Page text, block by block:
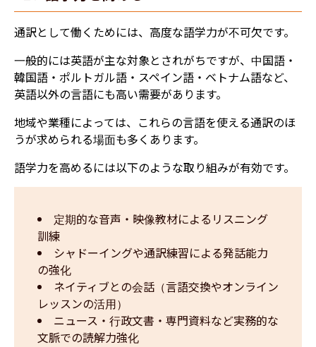
通訳として働くためには、高度な語学力が不可欠です。
一般的には英語が主な対象とされがちですが、中国語・
韓国語・ポルトガル語・スペイン語・ベトナム語など、
英語以外の言語にも高い需要があります。
地域や業種によっては、これらの言語を使える通訳のほ
うが求められる場面も多くあります。
語学力を高めるには以下のような取り組みが有効です。
定期的な音声・映像教材によるリスニング
訓練
シャドーイングや通訳練習による発話能力
の強化
ネイティブとの会話（言語交換やオンライン
レッスンの活用）
ニュース・行政文書・専門資料など実務的な
文脈での読解力強化